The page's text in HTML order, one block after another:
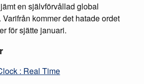
en självförvållad global
kommer det hatade ordet
för sjätte januari.
: Real Time